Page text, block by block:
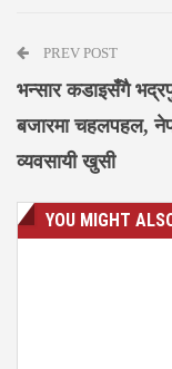
PREV POST
भन्सार कडाइसँगै
बजारमा चहलपहल,
व्यवसायी खुसी
YOU MIGHT